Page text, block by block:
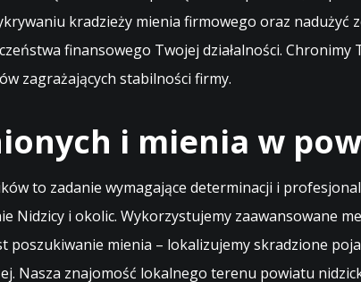
kradzieży mienia firmowego oraz
finansowego Twojej działalności.
zagrażających stabilności firmy.
i mienia w
to zadanie wymagające determinacji i
i okolic. Wykorzystujemy zaawansowane
poszukiwanie mienia – lokalizujemy skradzione
Nasza znajomość lokalnego terenu powiatu